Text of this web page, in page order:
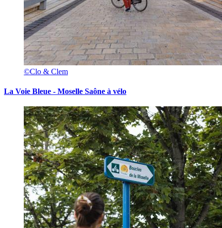
©Clo & Clem
La Voie Bleue - Moselle Saône à vélo